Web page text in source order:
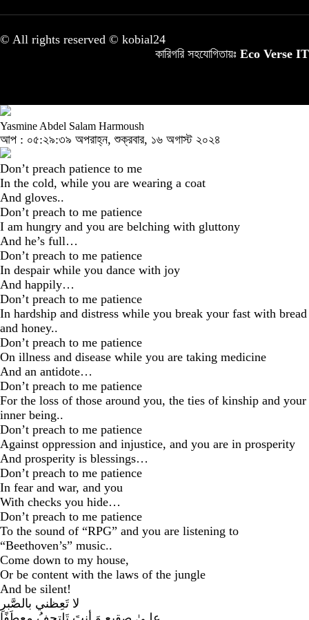
© All rights reserved © kobial24
কারিগরি সহযোগিতায়ঃ Eco Verse IT
Yasmine Abdel Salam Harmoush
আপ : ০৫:২৯:৩৯ অপরাহ্ন, শুক্রবার, ১৬ অগাস্ট ২০২৪
Don’t preach patience to me
In the cold, while you are wearing a coat
And gloves..
Don’t preach to me patience
I am hungry and you are belching with gluttony
And he’s full…
Don’t preach to me patience
In despair while you dance with joy
And happily…
Don’t preach to me patience
In hardship and distress while you break your fast with bread
and honey..
Don’t preach to me patience
On illness and disease while you are taking medicine
And an antidote…
Don’t preach to me patience
For the loss of those around you, the ties of kinship and your
inner being..
Don’t preach to me patience
Against oppression and injustice, and you are in prosperity
And prosperity is blessings…
Don’t preach to me patience
In fear and war, and you
With checks you hide…
Don’t preach to me patience
To the sound of “RPG” and you are listening to
“Beethoven’s” music..
Come down to my house,
Or be content with the laws of the jungle
And be silent!
لا تَعِظني بالصَّبرِ